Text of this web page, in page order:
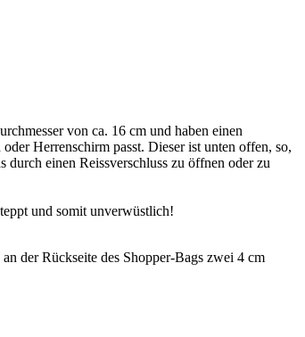
von ca. 16 cm und haben einen
Herrenschirm passt. Dieser ist unten offen, so,
durch einen Reissverschluss zu öffnen oder zu
und somit unverwüstlich!
der Rückseite des Shopper-Bags zwei 4 cm